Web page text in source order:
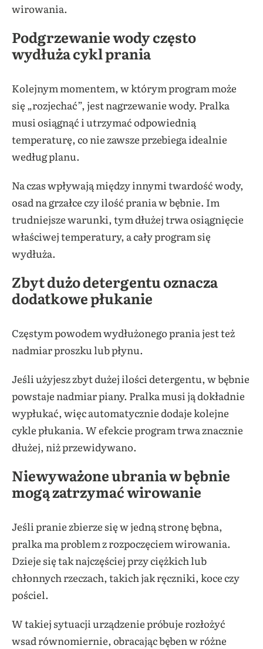
wirowania.
Podgrzewanie wody często
wydłuża cykl prania
Kolejnym momentem, w którym program może
się „rozjechać”, jest nagrzewanie wody. Pralka
musi osiągnąć i utrzymać odpowiednią
temperaturę, co nie zawsze przebiega idealnie
według planu.
Na czas wpływają między innymi twardość wody,
osad na grzałce czy ilość prania w bębnie. Im
trudniejsze warunki, tym dłużej trwa osiągnięcie
właściwej temperatury, a cały program się
wydłuża.
Zbyt dużo detergentu oznacza
dodatkowe płukanie
Częstym powodem wydłużonego prania jest też
nadmiar proszku lub płynu.
Jeśli użyjesz zbyt dużej ilości detergentu, w bębnie
powstaje nadmiar piany. Pralka musi ją dokładnie
wypłukać, więc automatycznie dodaje kolejne
cykle płukania. W efekcie program trwa znacznie
dłużej, niż przewidywano.
Niewyważone ubrania w bębnie
mogą zatrzymać wirowanie
Jeśli pranie zbierze się w jedną stronę bębna,
pralka ma problem z rozpoczęciem wirowania.
Dzieje się tak najczęściej przy ciężkich lub
chłonnych rzeczach, takich jak ręczniki, koce czy
pościel.
W takiej sytuacji urządzenie próbuje rozłożyć
wsad równomiernie, obracając bęben w różne